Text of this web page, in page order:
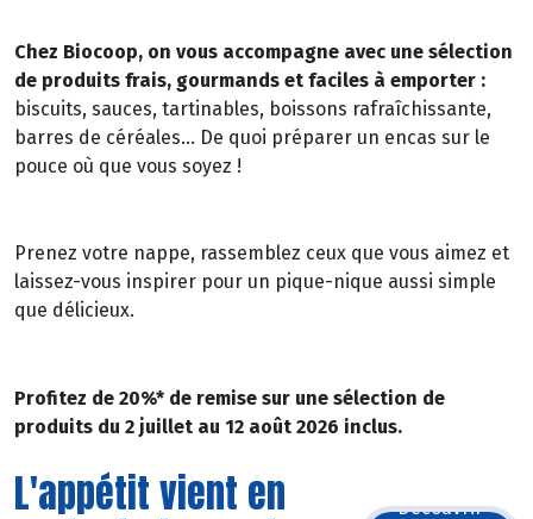
Chez Biocoop, on vous accompagne avec une sélection
de produits frais, gourmands et faciles à emporter :
biscuits, sauces, tartinables, boissons rafraîchissante,
barres de céréales... De quoi préparer un encas sur le
pouce où que vous soyez !
Prenez votre nappe, rassemblez ceux que vous aimez et
laissez-vous inspirer pour un pique-nique aussi simple
que délicieux.
Profitez de 20%* de remise sur une sélection de
produits du 2 juillet au 12 août 2026 inclus.
L'appétit vient en
Découvrir